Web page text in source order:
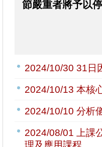
節嚴重者將予以
2024/10/30 31日
2024/10/13 本核
2024/10/10 分析
2024/08/01
上
理及應用課程